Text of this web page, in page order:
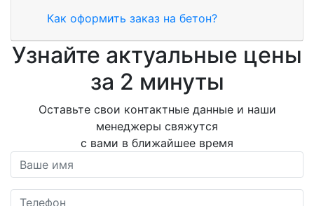
Как оформить заказ на бетон?
Узнайте актуальные цены
за 2 минуты
Оставьте свои контактные данные и наши
менеджеры свяжутся
с вами в ближайшее время